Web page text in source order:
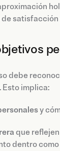
debe
Esto implica:
y
que
dentro